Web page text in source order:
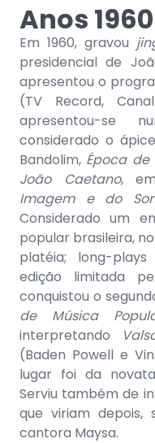
Anos 1960
Em 1960, gravou
presidencial de
apresentou o
(TV Record,
apresentou-se
considerado o
Bandolim, Época de
João Caetano,
Imagem e do
Considerado um
popular brasileira,
platéia; long-
edição limitada
conquistou o
de Música
interpretando
(Baden Powell e
lugar foi da
Serviu também de
que viriam depois,
cantora Maysa.